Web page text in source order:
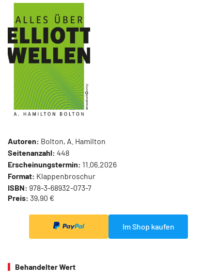
Autoren: Bolton, A. Hamilton
Seitenanzahl: 448
Erscheinungstermin: 11.06.2026
Format: Klappenbroschur
ISBN: 978-3-68932-073-7
Preis: 39,90 €
Im Shop kaufen
Behandelter Wert